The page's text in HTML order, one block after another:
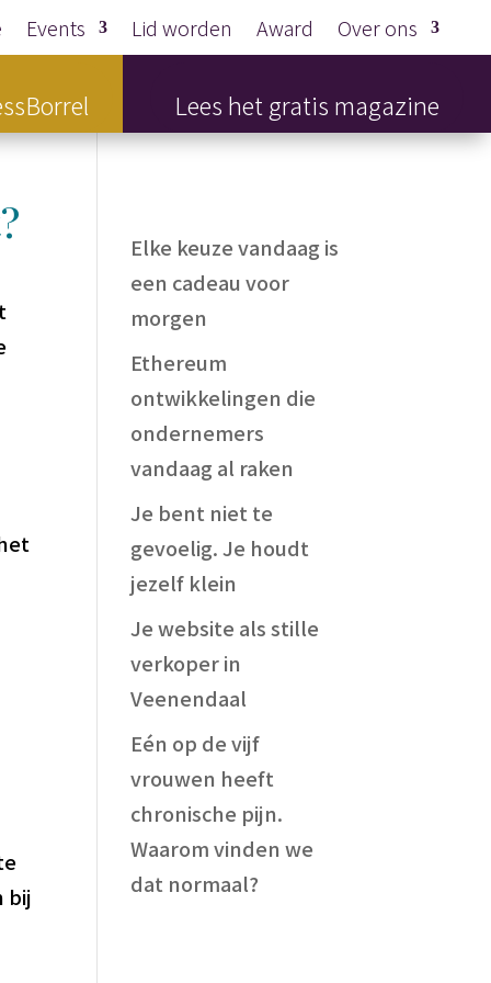
Events Lid worden Award Over ons
Lees het gratis magazine
bij
Elke keuze vandaag is
een cadeau voor
morgen
Ethereum
ontwikkelingen die
ondernemers
vandaag al raken
Je bent niet te
gevoelig. Je houdt
jezelf klein
Je website als stille
verkoper in
Veenendaal
Eén op de vijf
vrouwen heeft
chronische pijn.
Waarom vinden we
dat normaal?